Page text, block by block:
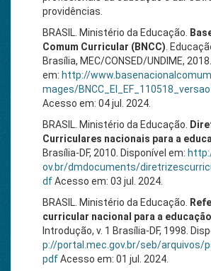
providências.
BRASIL. Ministério da Educação.
Comum Curricular (BNCC) .
Brasília, MEC/CONSED/UNDIME,
em: http://
mages/
Acesso em: 04 jul. 2024.
BRASIL. Ministério da Educação.
Curriculares nacionais para a
Brasília-DF, 2010. Disponível em:
ov.br/dmdocuments/
dfAcesso em: 03 jul. 2024.
BRASIL. Ministério da Educação.
curricular nacional para a
Introdução, v. 1 Brasília-DF, 1998.
p://portal.mec.gov.br/seb/arquivos/
pdfAcesso em: 01 jul. 2024.